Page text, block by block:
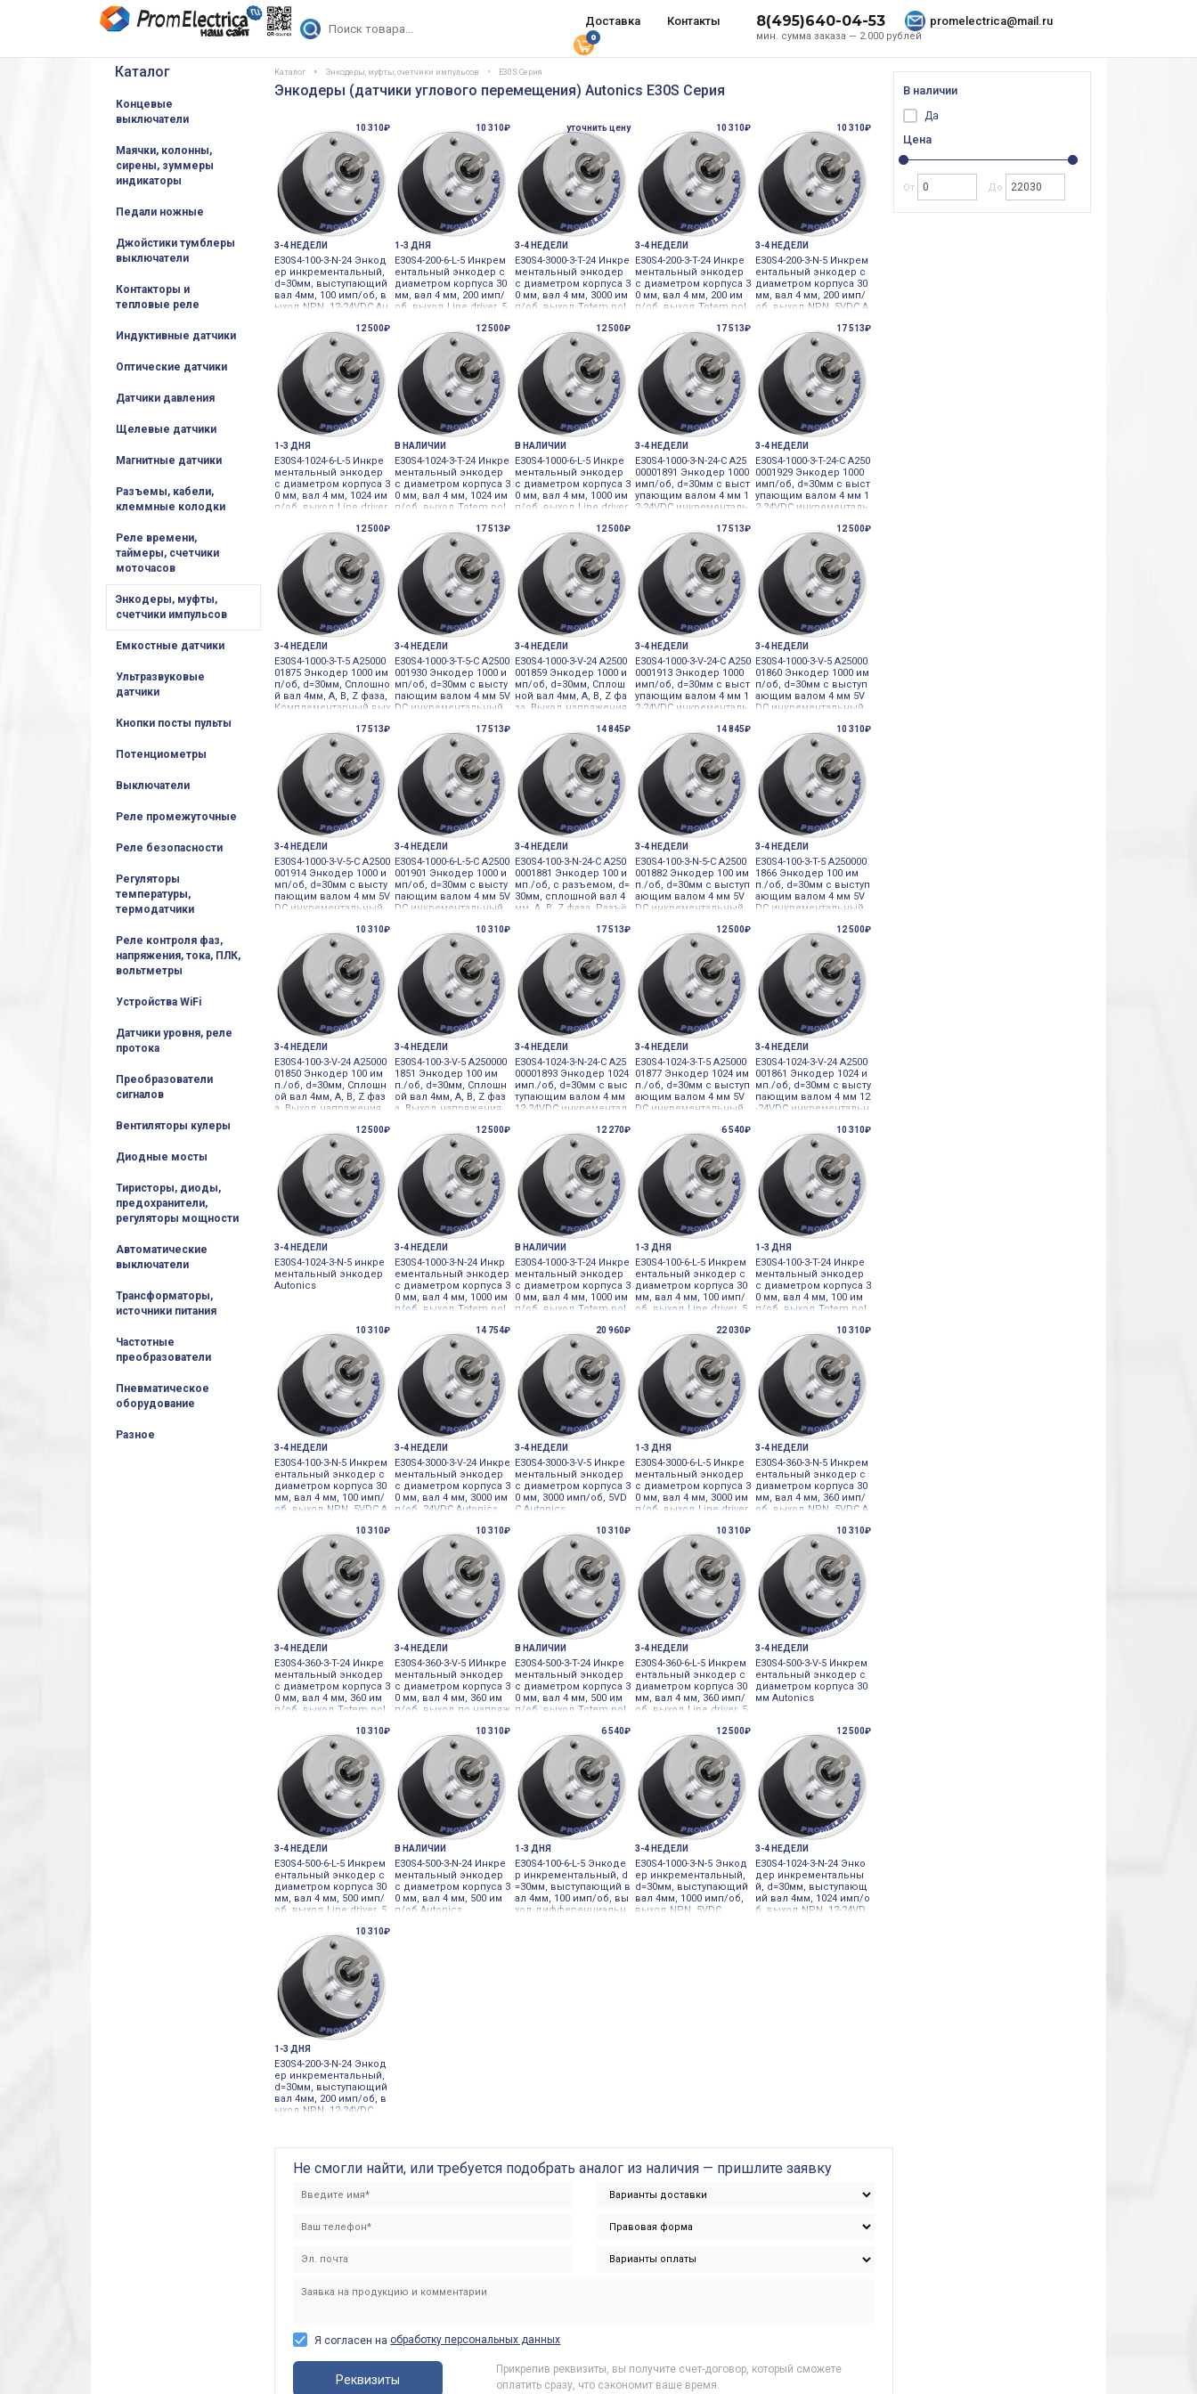
Доставка Контакты
мин. сумма заказа — 2.000 рублей
8(495)640-04-53 promelectrica@mail.ru
0
Каталог
Концевые
выключатели
Маячки, колонны,
сирены, зуммеры
индикаторы
Педали ножные
Джойстики тумблеры
выключатели
Контакторы и
тепловые реле
Индуктивные датчики
Оптические датчики
Датчики давления
Щелевые датчики
Магнитные датчики
Разъемы, кабели,
клеммные колодки
Реле времени,
таймеры, счетчики
моточасов
Энкодеры, муфты,
счетчики импульсов
Емкостные датчики
Ультразвуковые
датчики
Кнопки посты пульты
Потенциометры
Выключатели
Реле промежуточные
Реле безопасности
Регуляторы
температуры,
термодатчики
Реле контроля фаз,
напряжения, тока, ПЛК,
вольтметры
Устройства WiFi
Датчики уровня, реле
протока
Преобразователи
сигналов
Вентиляторы кулеры
Диодные мосты
Тиристоры, диоды,
предохранители,
регуляторы мощности
Автоматические
выключатели
Трансформаторы,
источники питания
Частотные
преобразователи
Пневматическое
оборудование
Разное
Каталог Энкодеры, муфты, счетчики импульсов E30S Серия
Энкодеры (датчики углового перемещения) Autonics E30S Серия
10 310₽
3-4 НЕДЕЛИ
E30S4-100-3-N-24 Энкод
ер инкрементальный,
d=30мм, выступающий
вал 4мм, 100 имп/об, в
ыход NPN, 12-24VDC Au
10 310₽
1-3 ДНЯ
E30S4-200-6-L-5 Инкрем
ентальный энкодер с
диаметром корпуса 30
мм, вал 4 мм, 200 имп/
об, выход Line driver, 5
уточнить цену
3-4 НЕДЕЛИ
E30S4-3000-3-T-24 Инкре
ментальный энкодер
с диаметром корпуса 3
0 мм, вал 4 мм, 3000 им
п/об, выход Totem pol
10 310₽
3-4 НЕДЕЛИ
E30S4-200-3-T-24 Инкре
ментальный энкодер
с диаметром корпуса 3
0 мм, вал 4 мм, 200 им
п/об, выход Totem pol
10 310₽
3-4 НЕДЕЛИ
E30S4-200-3-N-5 Инкрем
ентальный энкодер с
диаметром корпуса 30
мм, вал 4 мм, 200 имп/
об, выход NPN, 5VDC A
12 500₽
1-3 ДНЯ
E30S4-1024-6-L-5 Инкре
ментальный энкодер
с диаметром корпуса 3
0 мм, вал 4 мм, 1024 им
п/об, выход Line driver,
12 500₽
В НАЛИЧИИ
E30S4-1024-3-T-24 Инкре
ментальный энкодер
с диаметром корпуса 3
0 мм, вал 4 мм, 1024 им
п/об, выход Totem pol
12 500₽
В НАЛИЧИИ
E30S4-1000-6-L-5 Инкре
ментальный энкодер
с диаметром корпуса 3
0 мм, вал 4 мм, 1000 им
п/об, выход Line driver,
17 513₽
3-4 НЕДЕЛИ
E30S4-1000-3-N-24-C A25
00001891 Энкодер 1000
имп/об, d=30мм с выст
упающим валом 4 мм 1
2-24VDC инкременталь
17 513₽
3-4 НЕДЕЛИ
E30S4-1000-3-T-24-C A250
0001929 Энкодер 1000
имп/об, d=30мм с выст
упающим валом 4 мм 1
2-24VDC инкременталь
12 500₽
3-4 НЕДЕЛИ
E30S4-1000-3-T-5 A25000
01875 Энкодер 1000 им
п/об, d=30мм, Сплошно
й вал 4мм, A, B, Z фаза,
Комплементарный вых
17 513₽
3-4 НЕДЕЛИ
E30S4-1000-3-T-5-C A2500
001930 Энкодер 1000 и
мп/об, d=30мм с высту
пающим валом 4 мм 5V
DC инкрементальный
12 500₽
3-4 НЕДЕЛИ
E30S4-1000-3-V-24 A2500
001859 Энкодер 1000 и
мп/об, d=30мм, Сплош
ной вал 4мм, A, B, Z фа
за, Выход напряжения,
рементальный
17 513₽
3-4 НЕДЕЛИ
E30S4-1000-3-V-24-C A250
0001913 Энкодер 1000
имп/об, d=30мм с выст
упающим валом 4 мм 1
2-24VDC инкременталь
12 500₽
3-4 НЕДЕЛИ
E30S4-1000-3-V-5 A25000
01860 Энкодер 1000 им
п/об, d=30мм с выступ
ающим валом 4 мм 5V
DC инкрементальный
17 513₽
3-4 НЕДЕЛИ
E30S4-1000-3-V-5-C A2500
001914 Энкодер 1000 и
мп/об, d=30мм с высту
пающим валом 4 мм 5V
DC инкрементальный
17 513₽
3-4 НЕДЕЛИ
E30S4-1000-6-L-5-C A2500
001901 Энкодер 1000 и
мп/об, d=30мм с высту
пающим валом 4 мм 5V
DC инкрементальный
14 845₽
3-4 НЕДЕЛИ
E30S4-100-3-N-24-C A250
0001881 Энкодер 100 и
мп./об, с разъемом, d=
30мм, сплошной вал 4
мм, A, B, Z фаза, Разъё
нкрементальный
14 845₽
3-4 НЕДЕЛИ
E30S4-100-3-N-5-C A2500
001882 Энкодер 100 им
п./об, d=30мм с выступ
ающим валом 4 мм 5V
DC инкрементальный
10 310₽
3-4 НЕДЕЛИ
E30S4-100-3-T-5 A250000
1866 Энкодер 100 им
п./об, d=30мм с выступ
ающим валом 4 мм 5V
DC инкрементальный
10 310₽
3-4 НЕДЕЛИ
E30S4-100-3-V-24 A25000
01850 Энкодер 100 им
п./об, d=30мм, Сплошн
ой вал 4мм, A, B, Z фаз
а, Выход напряжения,
рементальный
10 310₽
3-4 НЕДЕЛИ
E30S4-100-3-V-5 A250000
1851 Энкодер 100 им
п./об, d=30мм, Сплошн
ой вал 4мм, A, B, Z фаз
а, Выход напряжения,
17 513₽
3-4 НЕДЕЛИ
E30S4-1024-3-N-24-C A25
00001893 Энкодер 1024
имп./об, d=30мм с выс
тупающим валом 4 мм
12-24VDC инкрементал
12 500₽
3-4 НЕДЕЛИ
E30S4-1024-3-T-5 A25000
01877 Энкодер 1024 им
п./об, d=30мм с выступ
ающим валом 4 мм 5V
DC инкрементальный
12 500₽
3-4 НЕДЕЛИ
E30S4-1024-3-V-24 A2500
001861 Энкодер 1024 и
мп./об, d=30мм с высту
пающим валом 4 мм 12
-24VDC инкрементальн
12 500₽
3-4 НЕДЕЛИ
E30S4-1024-3-N-5 инкре
ментальный энкодер
Autonics
12 500₽
3-4 НЕДЕЛИ
E30S4-1000-3-N-24 Инкр
ементальный энкодер
с диаметром корпуса 3
0 мм, вал 4 мм, 1000 им
п/об, выход Totem pol
12 270₽
В НАЛИЧИИ
E30S4-1000-3-T-24 Инкре
ментальный энкодер
с диаметром корпуса 3
0 мм, вал 4 мм, 1000 им
п/об, выход Totem pol
6 540₽
1-3 ДНЯ
E30S4-100-6-L-5 Инкрем
ентальный энкодер с
диаметром корпуса 30
мм, вал 4 мм, 100 имп/
об, выход Line driver, 5
10 310₽
1-3 ДНЯ
E30S4-100-3-T-24 Инкре
ментальный энкодер
с диаметром корпуса 3
0 мм, вал 4 мм, 100 им
п/об, выход Totem pol
10 310₽
3-4 НЕДЕЛИ
E30S4-100-3-N-5 Инкрем
ентальный энкодер с
диаметром корпуса 30
мм, вал 4 мм, 100 имп/
об, выход NPN, 5VDC A
14 754₽
3-4 НЕДЕЛИ
E30S4-3000-3-V-24 Инкре
ментальный энкодер
с диаметром корпуса 3
0 мм, вал 4 мм, 3000 им
п/об, 24VDC Autonics
20 960₽
3-4 НЕДЕЛИ
E30S4-3000-3-V-5 Инкре
ментальный энкодер
с диаметром корпуса 3
0 мм, 3000 имп/об, 5VD
C Autonics
22 030₽
1-3 ДНЯ
E30S4-3000-6-L-5 Инкре
ментальный энкодер
с диаметром корпуса 3
0 мм, вал 4 мм, 3000 им
п/об, выход Line driver,
10 310₽
3-4 НЕДЕЛИ
E30S4-360-3-N-5 Инкрем
ентальный энкодер с
диаметром корпуса 30
мм, вал 4 мм, 360 имп/
об, выход NPN, 5VDC A
10 310₽
3-4 НЕДЕЛИ
E30S4-360-3-T-24 Инкре
ментальный энкодер
с диаметром корпуса 3
0 мм, вал 4 мм, 360 им
п/об, выход Totem pol
10 310₽
3-4 НЕДЕЛИ
E30S4-360-3-V-5 ИИнкре
ментальный энкодер
с диаметром корпуса 3
0 мм, вал 4 мм, 360 им
п/об, выход по напряж
10 310₽
В НАЛИЧИИ
E30S4-500-3-T-24 Инкре
ментальный энкодер
с диаметром корпуса 3
0 мм, вал 4 мм, 500 им
п/об, выход Totem pol
10 310₽
3-4 НЕДЕЛИ
E30S4-360-6-L-5 Инкрем
ентальный энкодер с
диаметром корпуса 30
мм, вал 4 мм, 360 имп/
об, выход Line driver, 5
10 310₽
3-4 НЕДЕЛИ
E30S4-500-3-V-5 Инкрем
ентальный энкодер с
диаметром корпуса 30
мм Autonics
10 310₽
3-4 НЕДЕЛИ
E30S4-500-6-L-5 Инкрем
ентальный энкодер с
диаметром корпуса 30
мм, вал 4 мм, 500 имп/
об, выход Line driver, 5
10 310₽
В НАЛИЧИИ
E30S4-500-3-N-24 Инкре
ментальный энкодер
с диаметром корпуса 3
0 мм, вал 4 мм, 500 им
п/об Autonics
6 540₽
1-3 ДНЯ
E30S4-100-6-L-5 Энкоде
р инкрементальный, d
=30мм, выступающий в
ал 4мм, 100 имп/об, вы
ход дифференциальн
12 500₽
3-4 НЕДЕЛИ
E30S4-1000-3-N-5 Энкод
ер инкрементальный,
d=30мм, выступающий
вал 4мм, 1000 имп/об,
выход NPN, 5VDC
12 500₽
3-4 НЕДЕЛИ
E30S4-1024-3-N-24 Энко
дер инкрементальны
й, d=30мм, выступающ
ий вал 4мм, 1024 имп/о
б, выход NPN, 12-24VD
10 310₽
1-3 ДНЯ
E30S4-200-3-N-24 Энкод
ер инкрементальный,
d=30мм, выступающий
вал 4мм, 200 имп/об, в
ыход NPN, 12-24VDC
Не смогли найти, или требуется подобрать аналог из наличия — пришлите заявку
Я согласен на обработку персональных данных
Реквизиты
Прикрепив реквизиты, вы получите счет-договор, который сможете
оплатить сразу, что сэкономит ваше время.
В наличии
Да
Цена
От До